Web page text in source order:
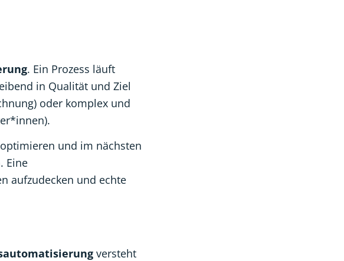
. Ein Prozess läuft
in Qualität und Ziel
oder komplex und
und im nächsten
Eine
aufzudecken und echte
versteht